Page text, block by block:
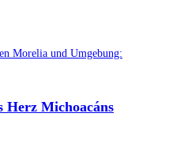
Herz Michoacáns